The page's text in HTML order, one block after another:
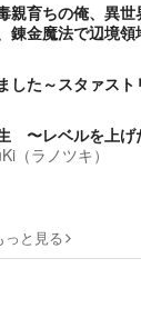
親育ちの俺、異
錬金魔法で辺境
した～スタァスト
〜レベルを上げ
（ラノツキ）
っと見る